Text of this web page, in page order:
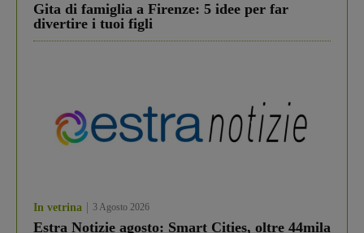
Gita di famiglia a Firenze: 5 idee per far
divertire i tuoi figli
In vetrina 3 Agosto 2026
Estra Notizie agosto: Smart Cities, oltre 44mila